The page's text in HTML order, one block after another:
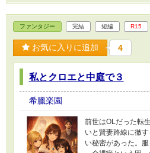
ファンタジー 完結 短編 R15
お気に入りに追加 4
私とクロエと中庭で３
希臘楽園
前世はOLだった転
いと賢妻路線に徹
い秘密があった。